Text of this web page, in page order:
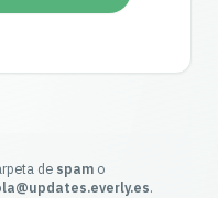
de spam o
.